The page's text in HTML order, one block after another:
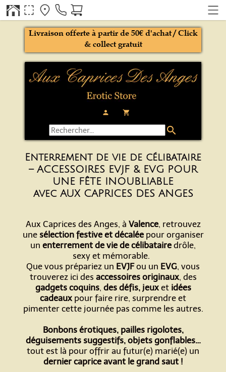
person local_grocery_store
Livraison offerte à partir de 50€ d'achat / Click
& collect gratuit
search
Aux Caprices des Anges, à Valence, retrouvez
une sélection festive et décaléepour organiser
un enterrement de vie de célibatairedrôle,
sexy et mémorable.
Que vous prépariez un EVJFou un EVG, vous
trouverez ici des accessoires originaux, des
gadgets coquins, des défis, jeuxet idées
cadeauxpour faire rire, surprendre et
pimenter cette journée pas comme les autres.
Bonbons érotiques, pailles rigolotes,
déguisements suggestifs, objets gonflables…
tout est là pour offrir au futur(e) marié(e) un
dernier caprice avant le grand saut !
Enterrement de vie de célibataire
– ACCESSOIRES EVJF & EVG POUR
UNE FÊTE INOUBLIABLE
avec AUX CAPRICES DES ANGES